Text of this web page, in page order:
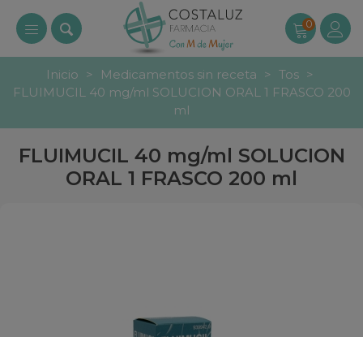
0
Inicio > Medicamentos sin receta > Tos >
FLUIMUCIL 40 mg/ml SOLUCION ORAL 1 FRASCO 200
ml
FLUIMUCIL 40 mg/ml SOLUCION
ORAL 1 FRASCO 200 ml